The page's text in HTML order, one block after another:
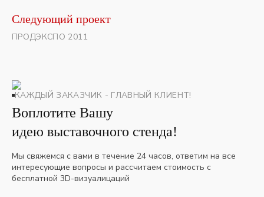
Следующий проект
ПРОДЭКСПО 2011
КАЖДЫЙ ЗАКАЗЧИК - ГЛАВНЫЙ КЛИЕНТ!
Воплотите Вашу
идею выставочного стенда!
Мы свяжемся с вами в течение 24 часов, ответим на все
интересующие вопросы и рассчитаем стоимость с
бесплатной 3D-визуалицаций